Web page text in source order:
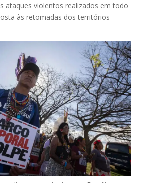
ataques violentos realizados em todo
às retomadas dos territórios